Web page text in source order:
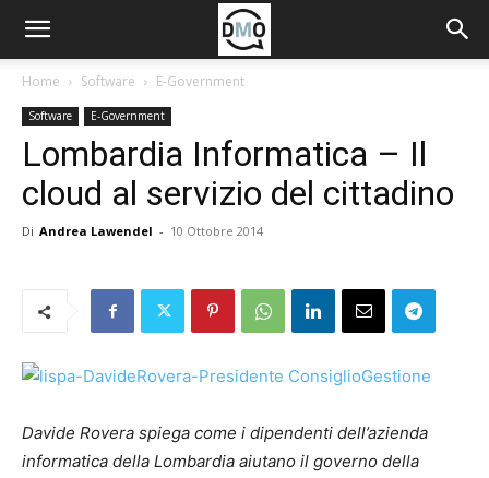
Home Software E-Government
Software E-Government
Lombardia Informatica – Il
cloud al servizio del cittadino
Di Andrea Lawendel - 10 Ottobre 2014
Davide Rovera spiega come i dipendenti dell’azienda
informatica della Lombardia aiutano il governo della